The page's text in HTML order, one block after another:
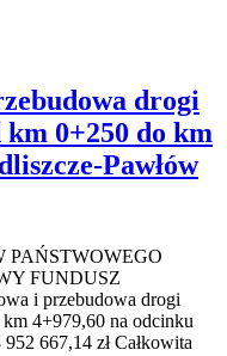
drogi
0+250 do km
Pawłów
PAŃSTWOWEGO
FUNDUSZ
i przebudowa drogi
4+979,60 na odcinku
667,14 zł Całkowita